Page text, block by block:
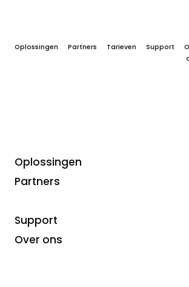
Oplossingen Partners Tarieven Support
Oplossingen
Partners
Support
Over ons
Van
unified